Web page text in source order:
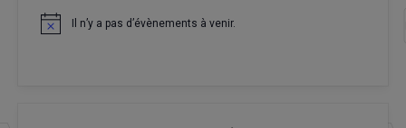
Notice Il n’y a pas d’évènements à venir.